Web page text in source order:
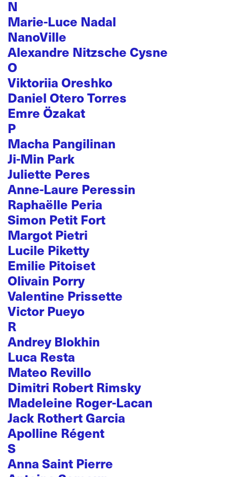
N
Marie-Luce Nadal
NanoVille
Alexandre Nitzsche Cysne
O
Viktoriia Oreshko
Daniel Otero Torres
Emre Özakat
P
Macha Pangilinan
Ji-Min Park
Juliette Peres
Anne-Laure Peressin
Raphaëlle Peria
Simon Petit Fort
Margot Pietri
Lucile Piketty
Emilie Pitoiset
Olivain Porry
Valentine Prissette
Victor Pueyo
R
Andrey Blokhin
Luca Resta
Mateo Revillo
Dimitri Robert Rimsky
Madeleine Roger-Lacan
Jack Rothert Garcia
Apolline Régent
S
Anna Saint Pierre